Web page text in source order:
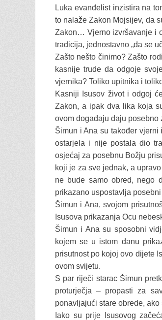
Luka evanđelist inzistira na
to nalaže Zakon Mojsijev, da
Zakon… Vjerno izvršavanje i
tradicija, jednostavno „da se
Zašto nešto činimo? Zašto
kasnije trude da odgoje
vjernika? Toliko upitnika i
Kasniji Isusov život i odgoj
Zakon, a ipak dva lika koja
ovom događaju daju posebno
Šimun i Ana su također
ostarjela i nije postala dio
osjećaj za posebnu Božju
koji je za sve jednak, a
ne bude samo obred, nego
prikazano uspostavlja
Šimun i Ana, svojom
Isusova prikazanja Ocu
Šimun i Ana su sposobni
kojem se u istom danu
prisutnost po kojoj ovo dijete
ovom svijetu.
S par riječi starac Šimun
proturječja – propasti za
ponavljajući stare obrede,
Iako su prije Isusovog